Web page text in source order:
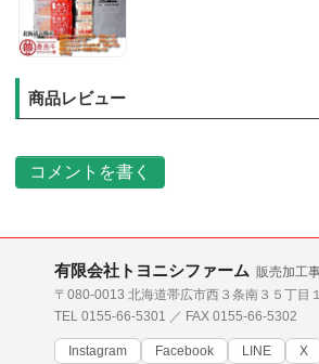
商品レビュー
コメントを書く
有限会社トヨニシファーム 販売加工
〒080-0013 北海道帯広市西３条南３５丁目
TEL 0155-66-5301 ／ FAX 0155-66-5302
Instagram Facebook LINE X